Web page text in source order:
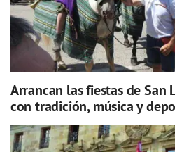
Arrancan las fiestas de San
con tradición, música y